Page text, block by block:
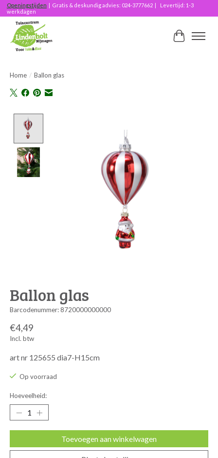
Openingstijden | Gratis & deskundig advies: 024-3777662 | Levertijd: 1-3
werkdagen
Home / Ballon glas
Ballon glas
Barcodenummer: 8720000000000
€4,49
Incl. btw
art nr 125655 dia7-H15cm
Op voorraad
Hoeveelheid:
Toevoegen aan winkelwagen